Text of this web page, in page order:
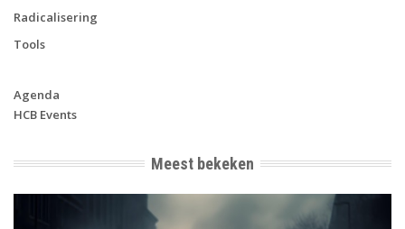
Radicalisering
Tools
Agenda
HCB Events
Meest bekeken